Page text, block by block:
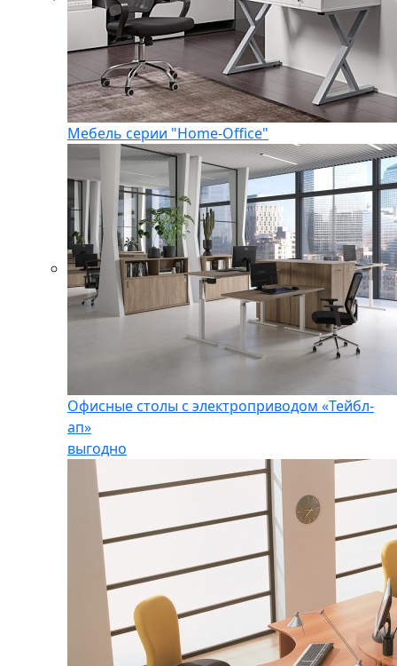
Мебель серии "Home-Office"
Офисные столы с электроприводом «Тейбл-
ап»
выгодно